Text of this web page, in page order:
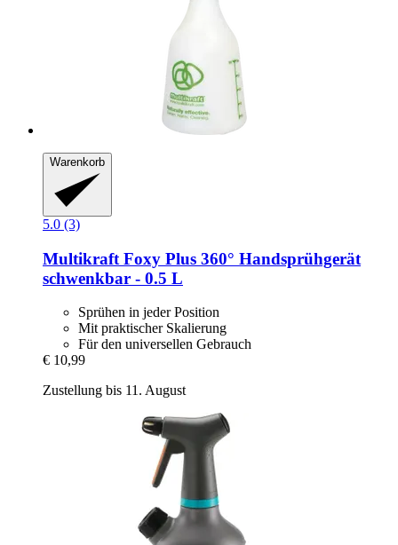
Warenkorb
5.0 (3)
Multikraft Foxy Plus 360° Handsprühgerät
schwenkbar -​ 0.5 L
Sprühen in jeder Position
Mit praktischer Skalierung
Für den universellen Gebrauch
€ 10,99
Zustellung bis 11. August